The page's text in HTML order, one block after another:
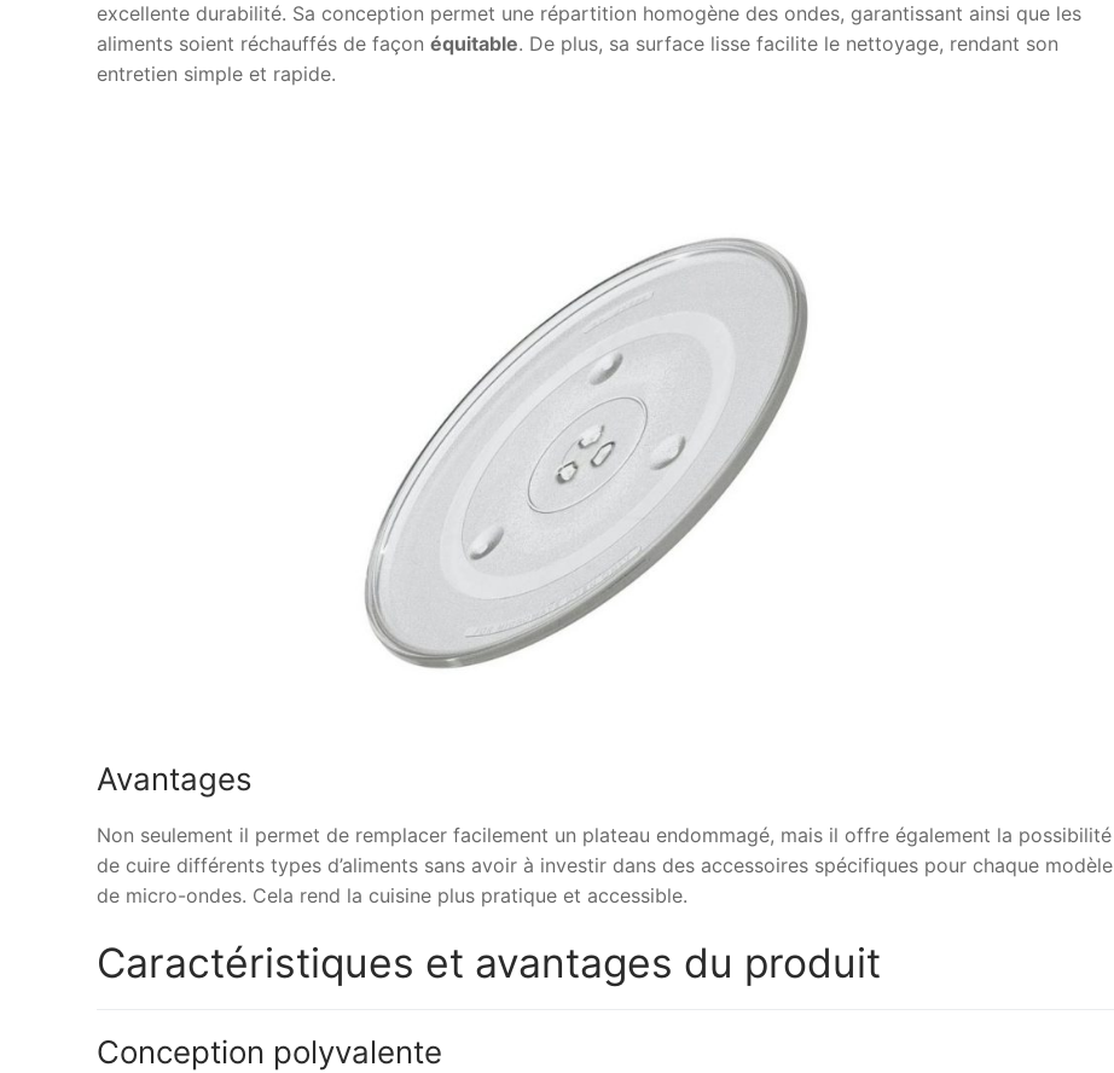
excellente durabilité. Sa conception permet une répartition homogène des ondes, garantissant ainsi que les
aliments soient réchauffés de façon équitable. De plus, sa surface lisse facilite le nettoyage, rendant son
entretien simple et rapide.
Avantages
Non seulement il permet de remplacer facilement un plateau endommagé, mais il offre également la possibilité
de cuire différents types d’aliments sans avoir à investir dans des accessoires spécifiques pour chaque modèle
de micro-ondes. Cela rend la cuisine plus pratique et accessible.
Caractéristiques et avantages du produit
Conception polyvalente